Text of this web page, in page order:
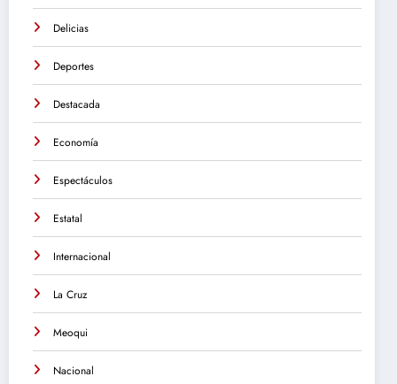
Delicias
Deportes
Destacada
Economía
Espectáculos
Estatal
Internacional
La Cruz
Meoqui
Nacional